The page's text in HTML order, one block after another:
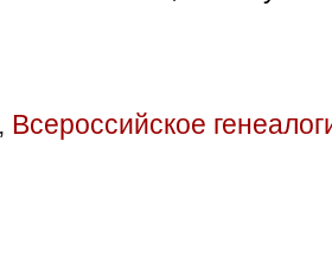
Всероссийское